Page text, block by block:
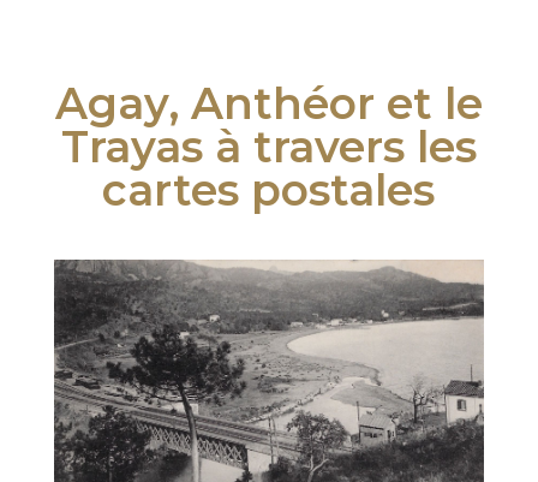
Agay, Anthéor et le
Trayas à travers les
cartes postales